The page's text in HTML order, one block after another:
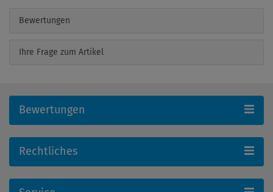
Bewertungen
Ihre Frage zum Artikel
Bewertungen
Rechtliches